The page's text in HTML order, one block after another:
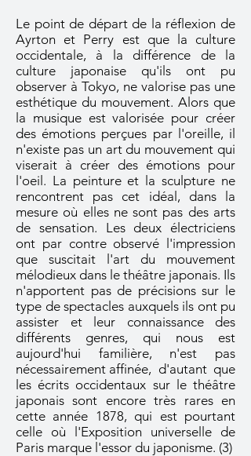
Le point de départ de la réflexion de
Ayrton et Perry est que la culture
occidentale, à la différence de la
culture japonaise qu'ils ont pu
observer à Tokyo, ne valorise pas une
esthétique du mouvement. Alors que
la musique est valorisée pour créer
des émotions perçues par l'oreille, il
n'existe pas un art du mouvement qui
viserait à créer des émotions pour
l'oeil. La peinture et la sculpture ne
rencontrent pas cet idéal, dans la
mesure où elles ne sont pas des arts
de sensation. Les deux électriciens
ont par contre observé l'impression
que suscitait l'art du mouvement
mélodieux dans le théâtre japonais. Ils
n'apportent pas de précisions sur le
type de spectacles auxquels ils ont pu
assister et leur connaissance des
différents genres, qui nous est
aujourd'hui familière, n'est pas
nécessairement affinée, d'autant que
les écrits occidentaux sur le théâtre
japonais sont encore très rares en
cette année 1878, qui est pourtant
celle où l'Exposition universelle de
Paris marque l'essor du japonisme. (3)